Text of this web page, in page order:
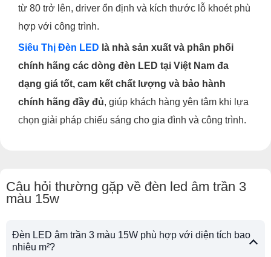
từ 80 trở lên, driver ổn định và kích thước lỗ khoét phù
hợp với công trình.
Siêu Thị Đèn LED là nhà sản xuất và phân phối
chính hãng các dòng đèn LED tại Việt Nam đa
dạng giá tốt, cam kết chất lượng và bảo hành
chính hãng đầy đủ, giúp khách hàng yên tâm khi lựa
chọn giải pháp chiếu sáng cho gia đình và công trình.
Câu hỏi thường gặp về đèn led âm trần 3
màu 15w
Đèn LED âm trần 3 màu 15W phù hợp với diện tích bao
nhiêu m²?